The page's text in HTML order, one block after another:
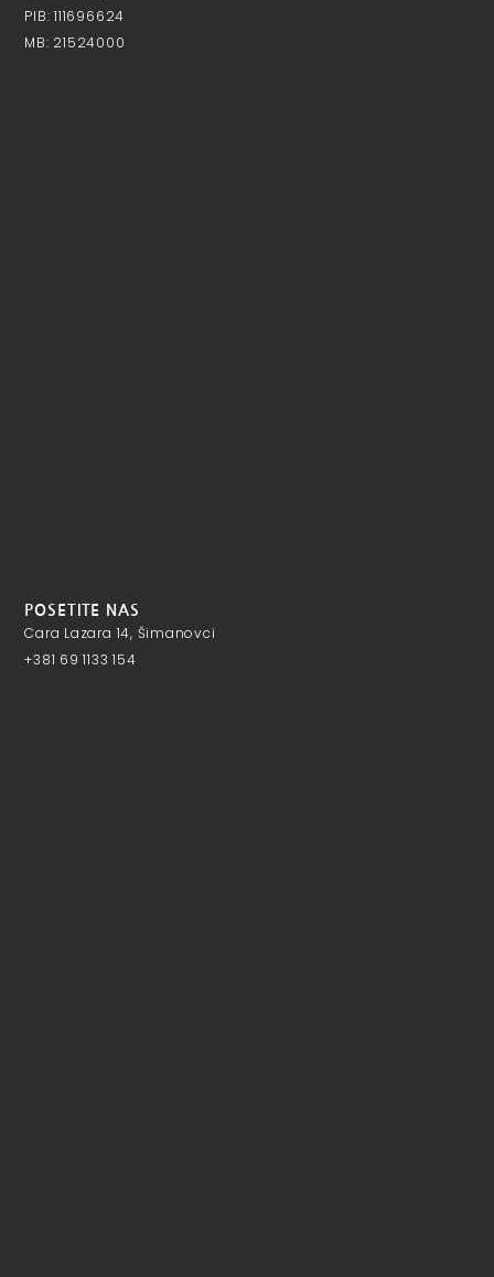
PIB: 111696624
MB: 21524000
POSETITE NAS
Cara Lazara 14, Šimanovci
+381 69 1133 154